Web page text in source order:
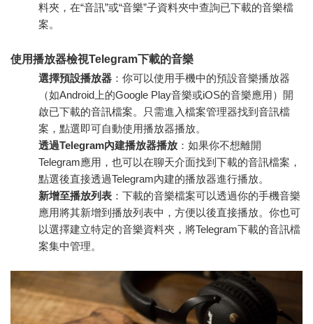
料夾，在“音訊”或“音樂”子資料夾中查詢已下載的音樂檔
案。
使用播放器檢視Telegram下載的音樂
選擇預設播放器 ：你可以使用手機中的預設音樂播放器
（如Android上的Google Play音樂或iOS的音樂應用）開
啟已下載的音訊檔案。只需進入檔案管理器找到音訊檔
案，點選即可自動使用播放器播放。
透過Telegram內建播放器播放 ：如果你不想離開
Telegram應用，也可以在聊天介面找到下載的音訊檔案，
點選後直接透過Telegram內建的播放器進行播放。
新增至播放列表 ：下載的音樂檔案可以透過你的手機音樂
應用將其新增到播放列表中，方便以後直接播放。你也可
以選擇建立特定的音樂資料夾，將Telegram下載的音訊檔
案集中管理。